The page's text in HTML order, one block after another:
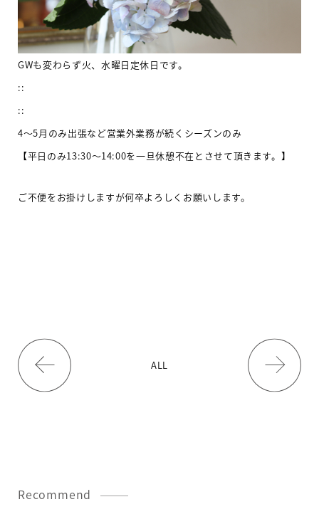
GWも変わらず火、水曜日定休日です。
::
::
4〜5月のみ出張など営業外業務が続くシーズンのみ
【平日のみ13:30〜14:00を一旦休憩不在とさせて頂きます。】
ご不便をお掛けしますが何卒よろしくお願いします。
ALL
Recommend